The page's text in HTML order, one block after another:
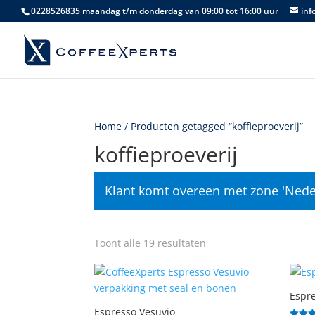
0228526835 maandag t/m donderdag van 09:00 tot 16:00 uur
Home / Producten getagged “koffieproeverij”
koffieproeverij
Klant komt overeen met zone
Toont alle 19 resultaten
populariteit
Espresso Vesuvio